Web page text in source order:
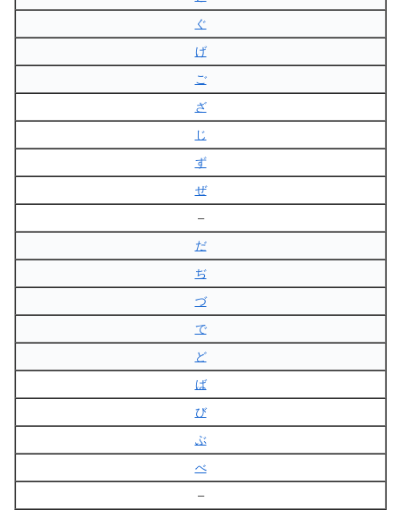
ぐ
げ
ご
ざ
じ
ず
ぜ
–
だ
ぢ
づ
で
ど
ば
び
ぶ
べ
–